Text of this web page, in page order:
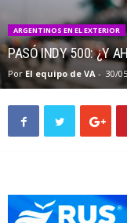
ARGENTINOS EN EL EXTERIOR
PASÓ INDY 500: ¿Y
Por El equipo de VA - 30/